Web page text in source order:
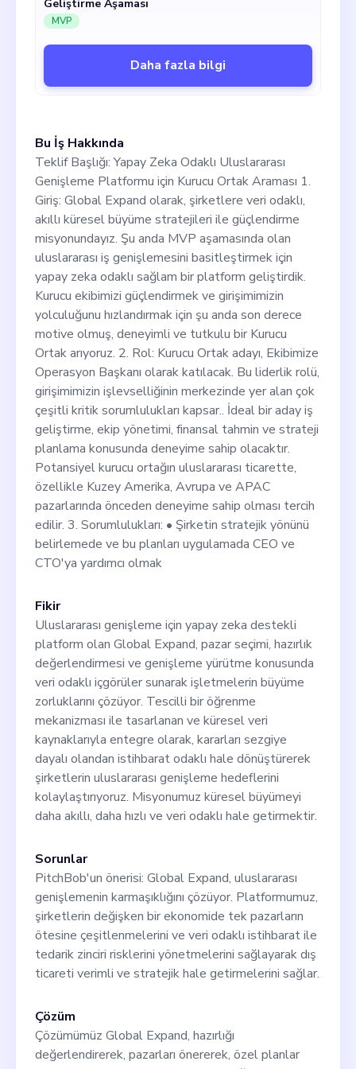
önceden deneyime sahip olması tercih edilir.
3. Sorumlulukları: • Şirketin stratejik yönünü
ve CTO'ya yardımcı olmak
Bu İş Hakkında
Teklif Başlığı: Yapay Zeka Odaklı Uluslararası
Genişleme Platformu için Kurucu Ortak Araması 1.
Giriş: Global Expand olarak, şirketlere veri odaklı,
akıllı küresel büyüme stratejileri ile güçlendirme
misyonundayız. Şu anda MVP aşamasında olan
uluslararası iş genişlemesini basitleştirmek için
yapay zeka odaklı sağlam bir platform geliştirdik.
Kurucu ekibimizi güçlendirmek ve girişimimizin
yolculuğunu hızlandırmak için şu anda son derece
motive olmuş, deneyimli ve tutkulu bir Kurucu
Ortak arıyoruz. 2. Rol: Kurucu Ortak adayı, Ekibimize
Operasyon Başkanı olarak katılacak. Bu liderlik rolü,
girişimimizin işlevselliğinin merkezinde yer alan çok
çeşitli kritik sorumlulukları kapsar.. İdeal bir aday iş
geliştirme, ekip yönetimi, finansal tahmin ve strateji
planlama konusunda deneyime sahip olacaktır.
Potansiyel kurucu ortağın uluslararası ticarette,
özellikle Kuzey Amerika, Avrupa ve APAC
pazarlarında önceden deneyime sahip olması tercih
edilir. 3. Sorumlulukları: • Şirketin stratejik yönünü
belirlemede ve bu planları uygulamada CEO ve
CTO'ya yardımcı olmak
Fikir
Uluslararası genişleme için yapay zeka destekli
platform olan Global Expand, pazar seçimi, hazırlık
değerlendirmesi ve genişleme yürütme konusunda
veri odaklı içgörüler sunarak işletmelerin büyüme
zorluklarını çözüyor. Tescilli bir öğrenme
mekanizması ile tasarlanan ve küresel veri
kaynaklarıyla entegre olarak, kararları sezgiye
dayalı olandan istihbarat odaklı hale dönüştürerek
şirketlerin uluslararası genişleme hedeflerini
kolaylaştırıyoruz. Misyonumuz küresel büyümeyi
daha akıllı, daha hızlı ve veri odaklı hale getirmektir.
Sorunlar
PitchBob'un önerisi: Global Expand, uluslararası
genişlemenin karmaşıklığını çözüyor. Platformumuz,
şirketlerin değişken bir ekonomide tek pazarların
ötesine çeşitlenmelerini ve veri odaklı istihbarat ile
tedarik zinciri risklerini yönetmelerini sağlayarak dış
ticareti verimli ve stratejik hale getirmelerini sağlar.
Çözüm
Çözümümüz Global Expand, hazırlığı
değerlendirerek, pazarları önererek, özel planlar
Geliştirme Aşaması
MVP
Daha fazla bilgi